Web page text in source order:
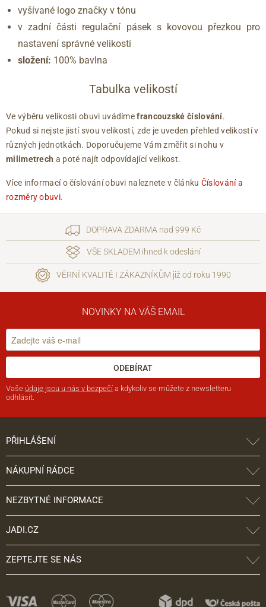
vyšívané logo značky v tónu
v zadní části regulační pásek s kovovou přezkou pro
nastavení správné velikosti
složení: 100% bavlna
Tabulka velikostí
Ve výběru velikosti obuvi uvádímefrancouzské číslování.
Pokud si nejste jistí svou velikostí, zde je uveden přehled velikostí v
různých jednotkách. Doporučujeme Vám změřit si nohu v
milimetrech a poté najít odpovídající velikost.
Více informací o číslování obuvi naleznete v článku Číslování a
rozměry obuvi.
DOPRAVA ZDARMA nad 999 Kč
VŠE SKLADEM ihned k odeslání
VĚRNÍ KVALITĚ I ZÁKAZNÍKŮM již od roku 1990
NOVINKY NA VÁŠ EMAIL
ODEBÍRAT
Vaše údaje jsou u nás v bezpečí a kdykoliv se můžete z newsletteru
odhlásit.
PŘIHLÁŠENÍ
NÁKUPNÍ RÁDCE
NEZBYTNÉ INFORMACE
JADI.CZ
ZEPTEJTE SE NÁS